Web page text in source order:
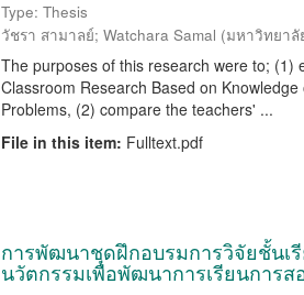
Type: Thesis
วัชรา สามาลย์; Watchara Samal (มหาวิทยาลั
The purposes of this research were to; (1)
Classroom Research Based on
Problems, (2) compare the teachers' ...
File in this item: Fulltext.pdf
การพัฒนาชุดฝึกอบรมการวิจัยชั้นเ
นวัตกรรมเพื่อพัฒนาการเรียนการส